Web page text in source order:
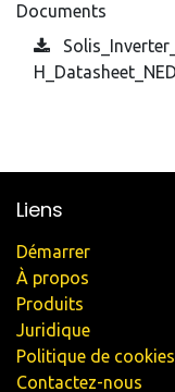
Documents
Liens
Démarrer
À propos
Produits
Juridique
Politique de
Contactez-nous